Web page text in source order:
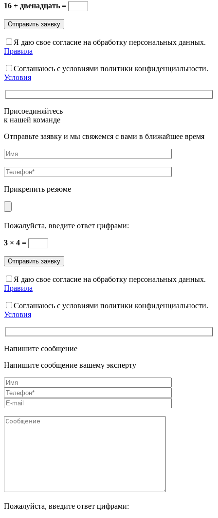
16 + двенадцать =
Я даю свое согласие на обработку персональных данных.
Правила
Соглашаюсь с условиями политики конфиденциальности.
Условия
Присоединяйтесь
к нашей команде
Отправьте заявку и мы свяжемся с вами в ближайшее время
Прикрепить резюме
Пожалуйста, введите ответ цифрами:
3 × 4 =
Я даю свое согласие на обработку персональных данных.
Правила
Соглашаюсь с условиями политики конфиденциальности.
Условия
Напишите сообщение
Напишите сообщение вашему эксперту
Пожалуйста, введите ответ цифрами: